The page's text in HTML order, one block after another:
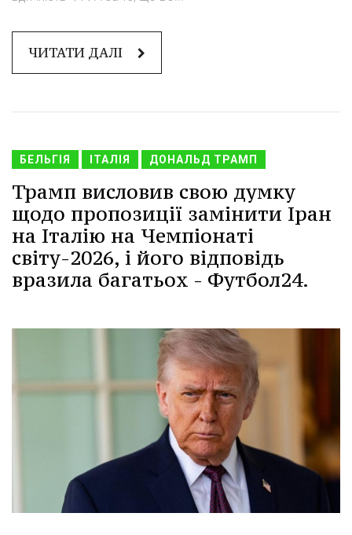
ЧИТАТИ ДАЛІ
БЕЛЬГІЯ ІТАЛІЯ ДОНАЛЬД ТРАМП
Трамп висловив свою думку
щодо пропозиції замінити Іран
на Італію на Чемпіонаті
світу-2026, і його відповідь
вразила багатьох - Футбол24.